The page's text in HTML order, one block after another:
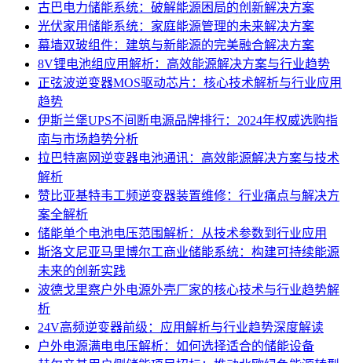
古巴电力储能系统：破解能源困局的创新解决方案
光伏家用储能系统：家庭能源管理的未来解决方案
幕墙双玻组件：建筑与新能源的完美融合解决方案
8V锂电池组应用解析：高效能源解决方案与行业趋势
正弦波逆变器MOS驱动芯片：核心技术解析与行业应用
趋势
伊斯兰堡UPS不间断电源品牌排行：2024年权威选购指
南与市场趋势分析
拉巴特离网逆变器电池通讯：高效能源解决方案与技术
解析
赞比亚基特韦工频逆变器装置维修：行业痛点与解决方
案全解析
储能单个电池电压范围解析：从技术参数到行业应用
斯洛文尼亚马里博尔工商业储能系统：构建可持续能源
未来的创新实践
波德戈里察户外电源外壳厂家的核心技术与行业趋势解
析
24V高频逆变器前级：应用解析与行业趋势深度解读
户外电源满电电压解析：如何选择适合的储能设备